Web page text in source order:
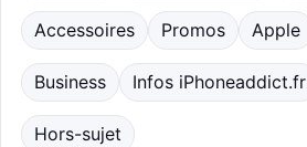
Accessoires Promos Apple
Business Infos iPhoneaddict.fr
Hors-sujet